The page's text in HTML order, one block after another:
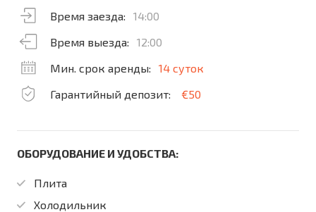
Время заезда:
14:00
Время выезда:
12:00
Мин. срок аренды:
14 суток
Гарантийный депозит:
€50
ОБОРУДОВАНИЕ И УДОБСТВА:
Плита
Холодильник